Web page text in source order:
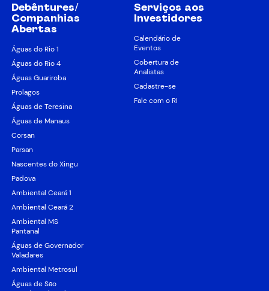
Debêntures/
Companhias
Abertas
Águas do Rio 1
Águas do Rio 4
Águas Guariroba
Prolagos
Águas de Teresina
Águas de Manaus
Corsan
Parsan
Nascentes do Xingu
Padova
Ambiental Ceará 1
Ambiental Ceará 2
Ambiental MS
Pantanal
Águas de Governador
Valadares
Ambiental Metrosul
Águas de São
Serviços aos
Investidores
Calendário de
Eventos
Cobertura de
Analistas
Cadastre-se
Fale com o RI